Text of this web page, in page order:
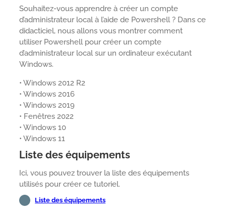
Souhaitez-vous apprendre à créer un compte
d’administrateur local à l’aide de Powershell ? Dans ce
didacticiel, nous allons vous montrer comment
utiliser Powershell pour créer un compte
d’administrateur local sur un ordinateur exécutant
Windows.
• Windows 2012 R2
• Windows 2016
• Windows 2019
• Fenêtres 2022
• Windows 10
• Windows 11
Liste des équipements
Ici, vous pouvez trouver la liste des équipements
utilisés pour créer ce tutoriel.
Liste des équipements